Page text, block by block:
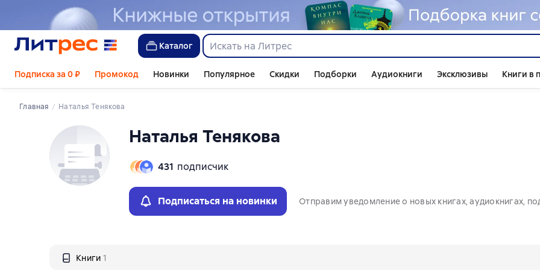
Каталог
Подписка за 0 ₽ Промокод Новинки Популярное Скидки Подборки Аудиокниги Эксклюзивы Книги в
Главная Наталья Тенякова
Наталья Тенякова
431 подписчик
Подписаться на новинки Отправим уведомление о новых книгах, аудиокнигах,
Книги 1
Слайдер с книгами